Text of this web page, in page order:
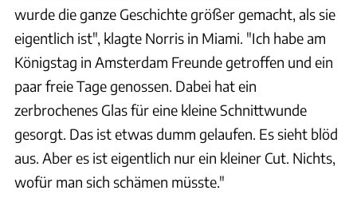
wurde die ganze Geschichte größer gemacht, als sie
eigentlich ist", klagte Norris in Miami. "Ich habe am
Königstag in Amsterdam Freunde getroffen und ein
paar freie Tage genossen. Dabei hat ein
zerbrochenes Glas für eine kleine Schnittwunde
gesorgt. Das ist etwas dumm gelaufen. Es sieht blöd
aus. Aber es ist eigentlich nur ein kleiner Cut. Nichts,
wofür man sich schämen müsste."